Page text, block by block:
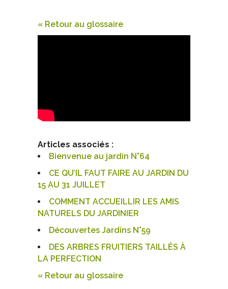
« Retour au glossaire
Articles associés :
Bienvenue au jardin N°64
CE QU’IL FAUT FAIRE AU JARDIN DU
15 AU 31 JUILLET
COMMENT ACCUEILLIR LES AMIS
NATURELS DU JARDINIER
Découvertes Jardins N°59
DES ARBRES FRUITIERS TAILLÉS À
LA PERFECTION
« Retour au glossaire